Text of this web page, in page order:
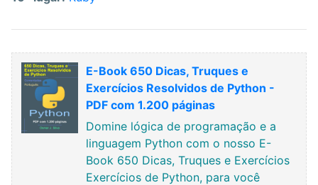
E-Book 650 Dicas, Truques e
Exercícios Resolvidos de Python -
PDF com 1.200 páginas
Domine lógica de programação e a
linguagem Python com o nosso E-
Book 650 Dicas, Truques e Exercícios
Exercícios de Python, para você